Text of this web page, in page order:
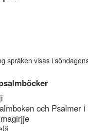
språken visas i
och Psalmer